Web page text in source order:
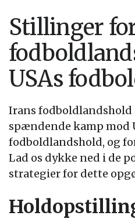
Stillinger
USAs
Irans fodboldlandshold
spændende kamp mod
fodboldlandshold, og
Lad os dykke ned i de
strategier for dette